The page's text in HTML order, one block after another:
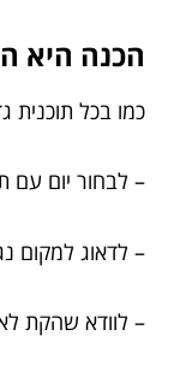
הכנה היא
כמו בכל
– לבחור יום עם
– לדאוג למקום
– לוודא שהקת